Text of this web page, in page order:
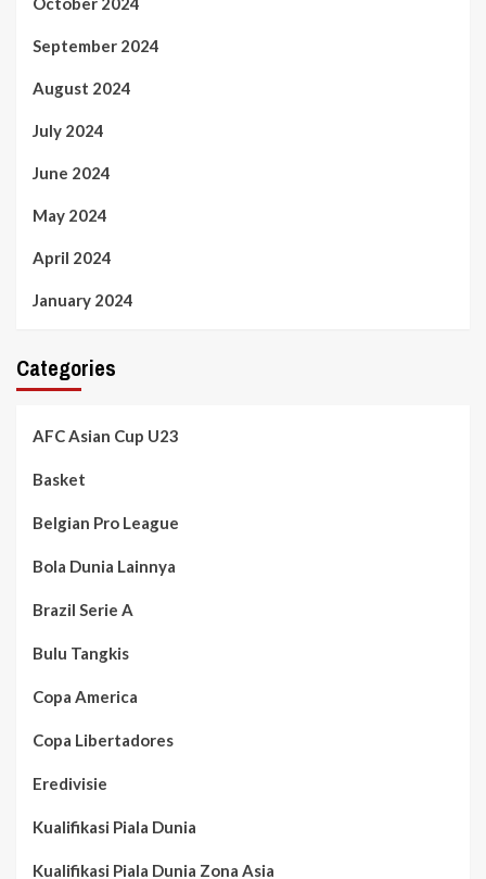
September 2024
August 2024
July 2024
June 2024
May 2024
April 2024
January 2024
Categories
AFC Asian Cup U23
Basket
Belgian Pro League
Bola Dunia Lainnya
Brazil Serie A
Bulu Tangkis
Copa America
Copa Libertadores
Eredivisie
Kualifikasi Piala Dunia
Kualifikasi Piala Dunia Zona Asia